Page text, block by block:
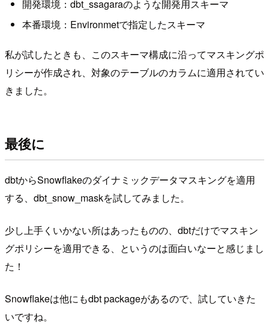
開発環境：dbt_ssagaraのような開発用スキーマ
本番環境：Environmetで指定したスキーマ
私が試したときも、このスキーマ構成に沿ってマスキングポ
リシーが作成され、対象のテーブルのカラムに適用されてい
きました。
最後に
dbtからSnowflakeのダイナミックデータマスキングを適用
する、dbt_snow_maskを試してみました。
少し上手くいかない所はあったものの、dbtだけでマスキン
グポリシーを適用できる、というのは面白いなーと感じまし
た！
Snowflakeは他にもdbt packageがあるので、試していきた
いですね。